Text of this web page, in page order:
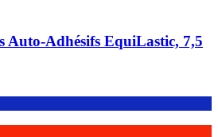
Auto-​Adhésifs EquiLastic, 7,5